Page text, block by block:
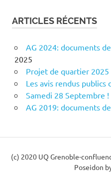
ARTICLES RÉCENTS
AG 2024: documents
2025
Projet de quartier 2025
Les avis rendus publics
Samedi 28 Septembre !
AG 2019: documents
(c) 2020 UQ Grenoble-
Poseidon